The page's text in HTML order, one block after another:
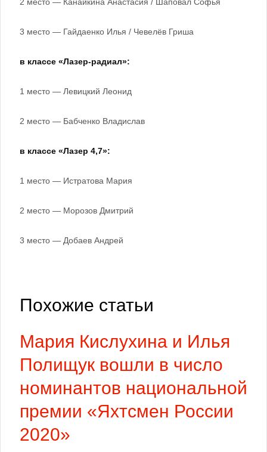
3 место — Гайдаенко Илья / Чевелёв Гриша
в классе «Лазер-радиал»:
1 место — Левицкий Леонид
2 место — Бабченко Владислав
в классе «Лазер 4,7»:
1 место — Истратова Мария
2 место — Морозов Дмитрий
3 место — Добаев Андрей
Похожие статьи
Мария Кислухина и Илья
Полищук вошли в число
номинантов национальной
премии «Яхтсмен России
2020»